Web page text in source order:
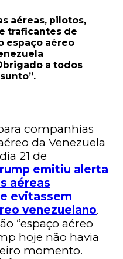
aéreas, pilotos,
traficantes de
espaço aéreo
a todos
companhias
da Venezuela
21 de
emitiu alerta
aéreas
evitassem
venezuelano.
“espaço aéreo
hoje não havia
momento.